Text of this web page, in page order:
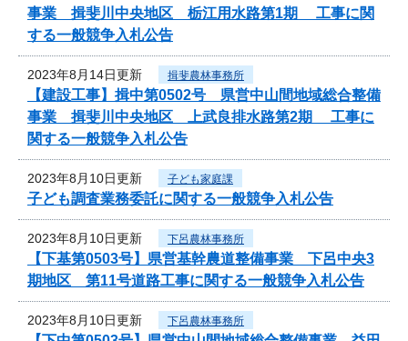
事業 揖斐川中央地区 栃江用水路第1期 工事に関
する一般競争入札公告
2023年8月14日更新 揖斐農林事務所
【建設工事】揖中第0502号 県営中山間地域総合整備
事業 揖斐川中央地区 上武良排水路第2期 工事に
関する一般競争入札公告
2023年8月10日更新 子ども家庭課
子ども調査業務委託に関する一般競争入札公告
2023年8月10日更新 下呂農林事務所
【下基第0503号】県営基幹農道整備事業 下呂中央3
期地区 第11号道路工事に関する一般競争入札公告
2023年8月10日更新 下呂農林事務所